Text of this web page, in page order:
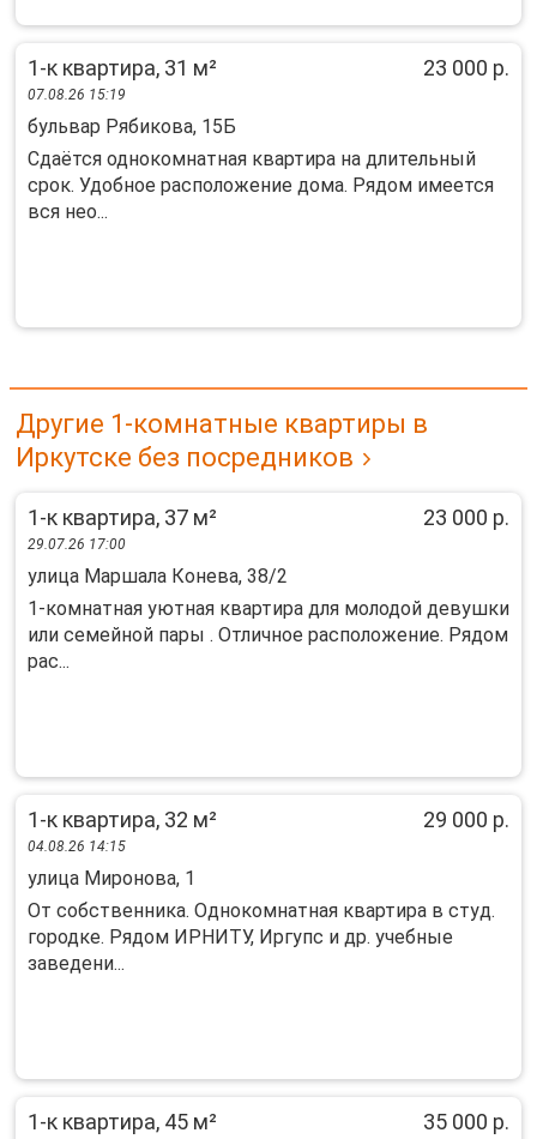
1-к квартира, 31 м² 23 000 р.
07.08.26 15:19
бульвар Рябикова, 15Б
Сдаётся однокомнатная квартира на длительный
срок. Удобное расположение дома. Рядом имеется
вся нео...
Другие 1-комнатные квартиры в
Иркутске без посредников
1-к квартира, 37 м² 23 000 р.
29.07.26 17:00
улица Маршала Конева, 38/2
1-комнатная уютная квартира для молодой девушки
или семейной пары . Отличное расположение. Рядом
рас...
1-к квартира, 32 м² 29 000 р.
04.08.26 14:15
улица Миронова, 1
От собственника. Однокомнатная квартира в студ.
городке. Рядом ИРНИТУ, Иргупс и др. учебные
заведени...
1-к квартира, 45 м² 35 000 р.